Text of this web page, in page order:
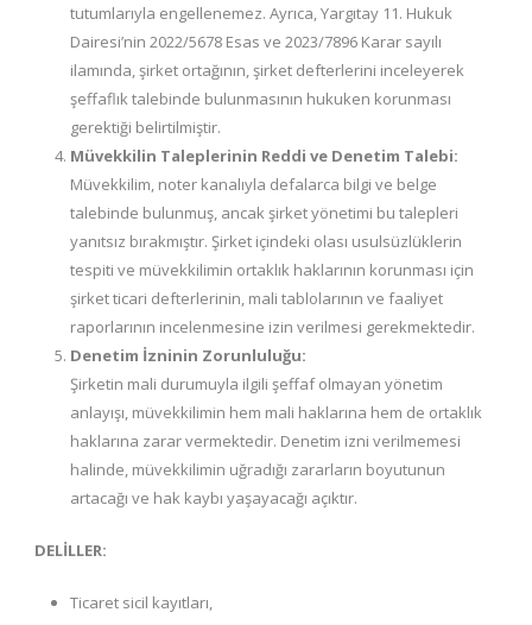
tutumlarıyla engellenemez. Ayrıca, Yargıtay 11. Hukuk
Dairesi’nin 2022/5678 Esas ve 2023/7896 Karar sayılı
ilamında, şirket ortağının, şirket defterlerini inceleyerek
şeffaflık talebinde bulunmasının hukuken korunması
gerektiği belirtilmiştir.
Müvekkilin Taleplerinin Reddi ve Denetim Talebi:
Müvekkilim, noter kanalıyla defalarca bilgi ve belge
talebinde bulunmuş, ancak şirket yönetimi bu talepleri
yanıtsız bırakmıştır. Şirket içindeki olası usulsüzlüklerin
tespiti ve müvekkilimin ortaklık haklarının korunması için
şirket ticari defterlerinin, mali tablolarının ve faaliyet
raporlarının incelenmesine izin verilmesi gerekmektedir.
Denetim İzninin Zorunluluğu:
Şirketin mali durumuyla ilgili şeffaf olmayan yönetim
anlayışı, müvekkilimin hem mali haklarına hem de ortaklık
haklarına zarar vermektedir. Denetim izni verilmemesi
halinde, müvekkilimin uğradığı zararların boyutunun
artacağı ve hak kaybı yaşayacağı açıktır.
DELİLLER:
Ticaret sicil kayıtları,